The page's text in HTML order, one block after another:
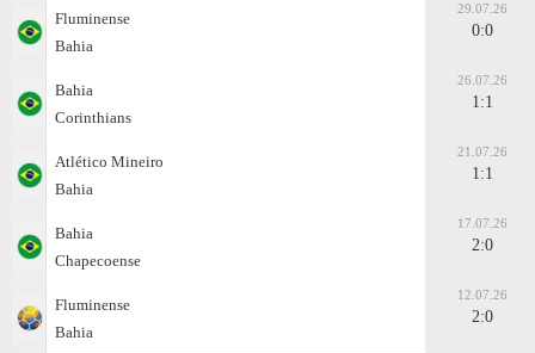
Fluminense
Bahia
29.07.26
0:0
Bahia
Corinthians
26.07.26
1:1
Atlético Mineiro
Bahia
21.07.26
1:1
Bahia
Chapecoense
17.07.26
2:0
Fluminense
Bahia
12.07.26
2:0